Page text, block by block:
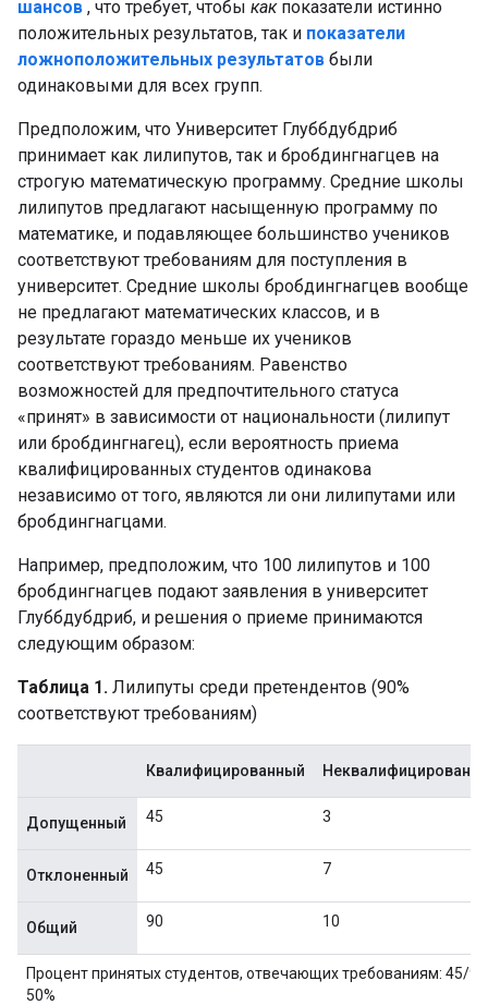
шансов , что требует, чтобы какпоказатели истинно
положительных результатов, так и показатели
ложноположительных результатов были
одинаковыми для всех групп.
Предположим, что Университет Глуббдубдриб
принимает как лилипутов, так и бробдингнагцев на
строгую математическую программу. Средние школы
лилипутов предлагают насыщенную программу по
математике, и подавляющее большинство учеников
соответствуют требованиям для поступления в
университет. Средние школы бробдингнагцев вообще
не предлагают математических классов, и в
результате гораздо меньше их учеников
соответствуют требованиям. Равенство
возможностей для предпочтительного статуса
«принят» в зависимости от национальности (лилипут
или бробдингнагец), если вероятность приема
квалифицированных студентов одинакова
независимо от того, являются ли они лилипутами или
бробдингнагцами.
Например, предположим, что 100 лилипутов и 100
бробдингнагцев подают заявления в университет
Глуббдубдриб, и решения о приеме принимаются
следующим образом:
Таблица 1. Лилипуты среди претендентов (90%
соответствуют требованиям)
Квалифицированный
Допущенный 45 3
Отклоненный 45 7
Общий 90 10
Процент принятых студентов, отвечающих требованиям: 45/
50%